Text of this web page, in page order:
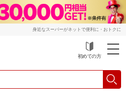
身近なスーパーがネットで便利に・おトクに
初めての方